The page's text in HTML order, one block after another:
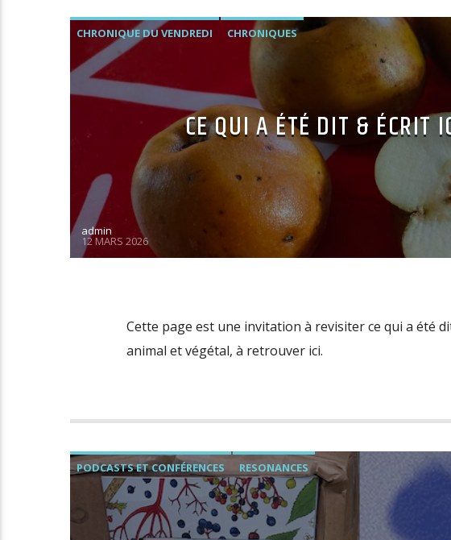
CHRONIQUE DU VENDREDI CHRONIQUES
CE QUI A ÉTÉ DIT & ÉCRIT
admin
12 MARS 2026
Cette page est une invitation à revisiter ce qui a été
animal et végétal, à retrouver ici.
PODCASTS ET CONFÉRENCES RESONANCES